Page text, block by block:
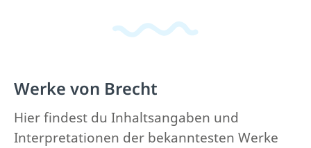
Werke von Brecht
Hier findest du Inhaltsangaben und
Interpretationen der bekanntesten Werke